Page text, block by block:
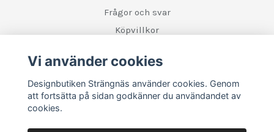
Frågor och svar
Köpvillkor
Sociala medier
Vi använder cookies
Designbutiken Strängnäs använder cookies. Genom
att fortsätta på sidan godkänner du användandet av
cookies.